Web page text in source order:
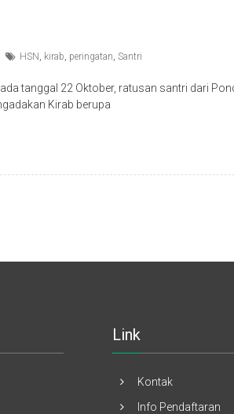
HSN , kirab, peringatan, Santri
tanggal 22 Oktober, ratusan santri dari
Kirab berupa
Link
Kontak
Info Pendaftaran